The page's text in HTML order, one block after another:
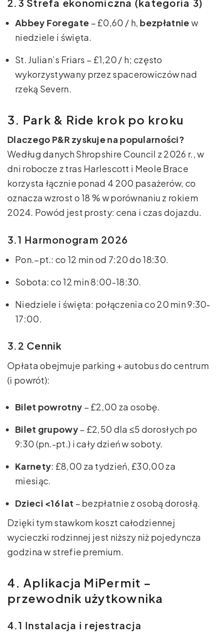
2.3 Strefa ekonomiczna (kategoria 3)
Abbey Foregate – £0,60 / h, bezpłatnie w
niedziele i święta.
St. Julian’s Friars – £1,20 / h; często
wykorzystywany przez spacerowiczów nad
rzeką Severn.
3. Park & Ride krok po kroku
Dlaczego P&R zyskuje na popularności?
Według danych Shropshire Council z 2026 r., w
dni robocze z tras Harlescott i Meole Brace
korzysta łącznie ponad 4 200 pasażerów, co
oznacza wzrost o 18 % w porównaniu z rokiem
2024. Powód jest prosty: cena i czas dojazdu.
3.1 Harmonogram 2026
Pon.–pt.: co 12 min od 7:20 do 18:30.
Sobota: co 12 min 8:00-18:30.
Niedziele i święta: połączenia co 20 min 9:30-
17:00.
3.2 Cennik
Opłata obejmuje parking + autobus do centrum
(i powrót):
Bilet powrotny – £2,00 za osobę.
Bilet grupowy– £2,50 dla ≤5 dorosłych po
9:30 (pn.-pt.) i cały dzień w soboty.
Karnety: £8,00 za tydzień, £30,00 za
miesiąc.
Dzieci <16 lat – bezpłatnie z osobą dorosłą.
Dzięki tym stawkom koszt całodziennej
wycieczki rodzinnej jest niższy niż pojedyncza
godzina w strefie premium.
4. Aplikacja MiPermit –
przewodnik użytkownika
4.1 Instalacja i rejestracja